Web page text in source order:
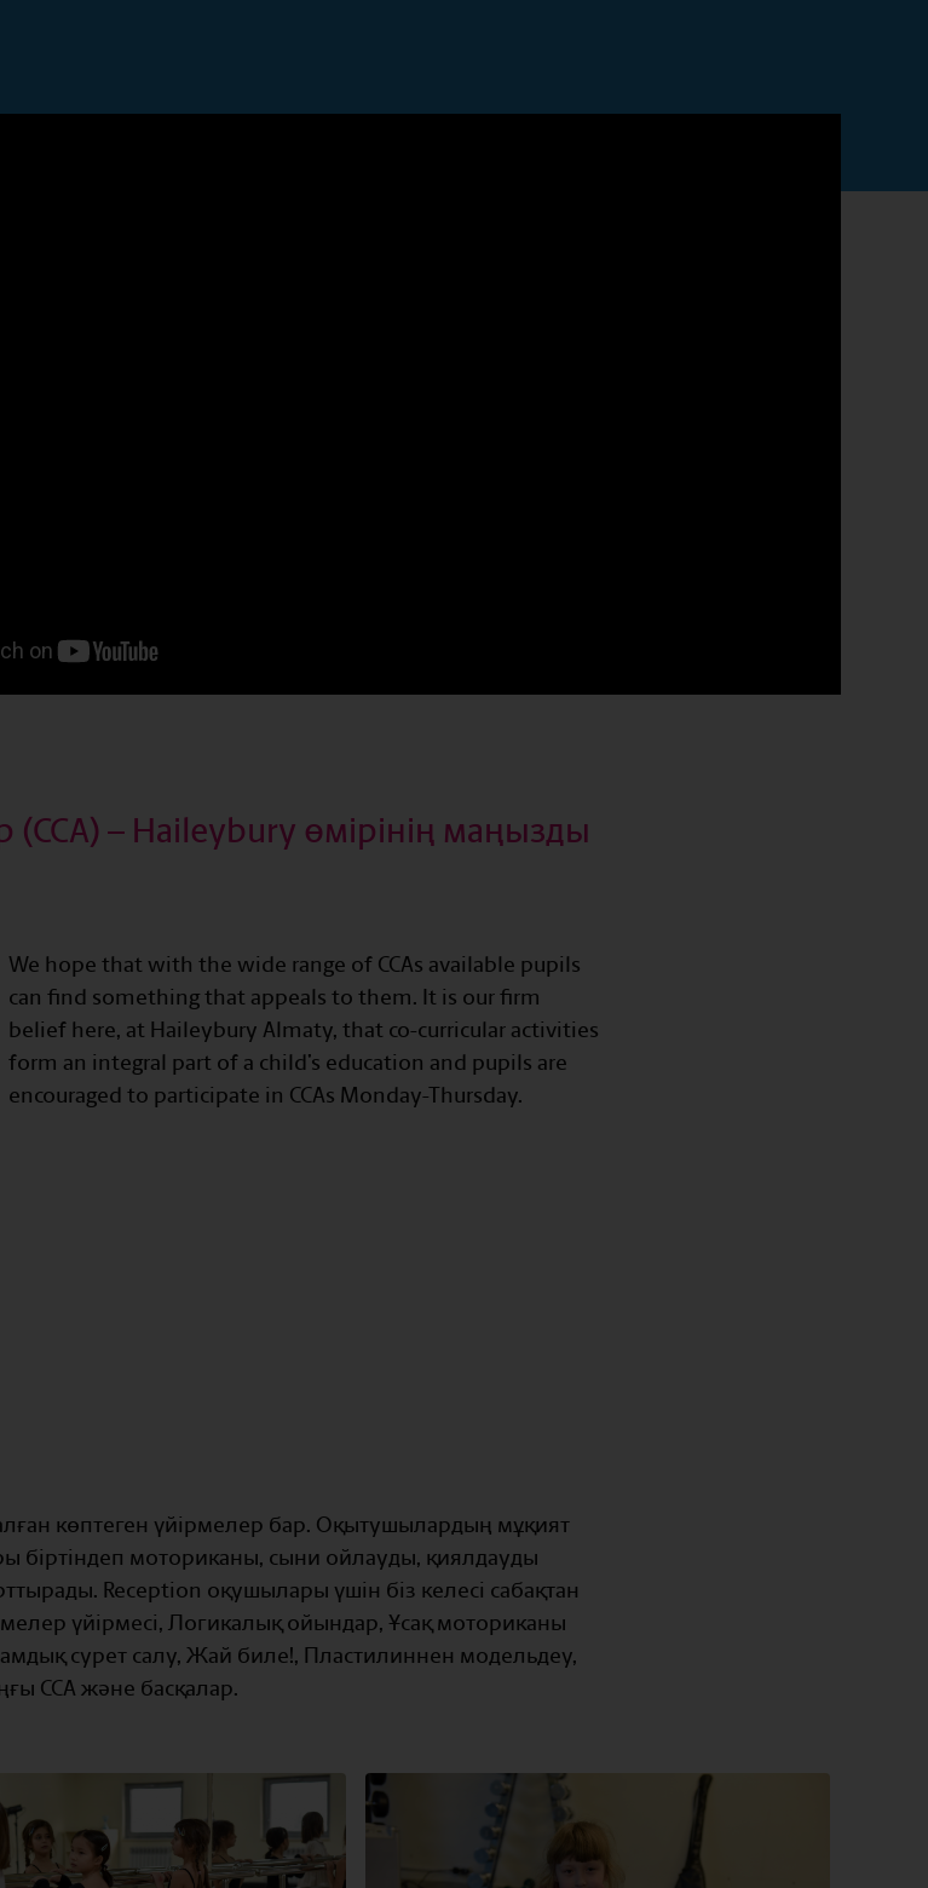
(CCA) – Haileybury өмірінің маңызды
We hope that with the wide range of CCAs available pupils
can find something that appeals to them. It is our firm
belief here, at Haileybury Almaty, that co-curricular activities
form an integral part of a child’s education and pupils are
encouraged to participate in CCAs Monday-Thursday.
көптеген үйірмелер бар. Оқытушылардың мұқият
біртіндеп моториканы, сыни ойлауды, қиялдауды
Reception оқушылары үшін біз келесі сабақтан
үйірмесі, Логикалық ойындар, Ұсақ моториканы
сурет салу, Жай биле!, Пластилиннен модельдеу,
CCA және басқалар.